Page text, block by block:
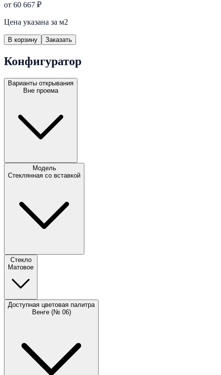
от 60 667 ₽
Цена указана за м2
В корзину Заказать
Конфигуратор
Варианты открывания
Вне проема
Модель
Стеклянная со вставкой
Стекло
Матовое
Доступная цветовая палитра
Венге (№ 06)